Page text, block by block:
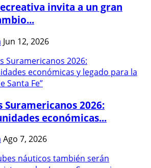
invita a un gran
Jun 12, 2026
Suramericanos 2026:
económicas...
Ago 7, 2026